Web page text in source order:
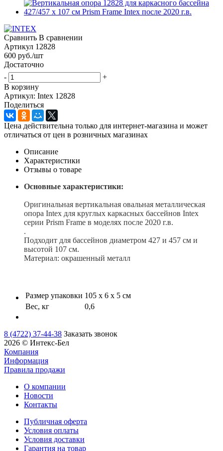
Сравнить В сравнении
Артикул 12828
600 руб./шт
Достаточно
-
+
В корзину
Артикул: Intex 12828
Поделиться
Цена действительна только для интернет-магазина и может
отличаться от цен в розничных магазинах
Описание
Характеристики
Отзывы о товаре
Основные характеристики:
Оригинальная вертикальная овальная металлическая
опора Intex для круглых каркасных бассейнов Intex
серии Prism Frame в моделях после 2020 г.в.
.
Подходит для бассейнов диаметром 427 и 457 см и
высотой 107 см.
Материал: окрашенный металл
Размер упаковки 105 х 6 х 5 см
Вес, кг
0,6
8 (4722) 37-44-38 Заказать звонок
2026 © Интекс-Бел
Компания
Информация
Правила продажи
О компании
Новости
Контакты
Публичная оферта
Условия оплаты
Условия доставки
Гарантия на товар